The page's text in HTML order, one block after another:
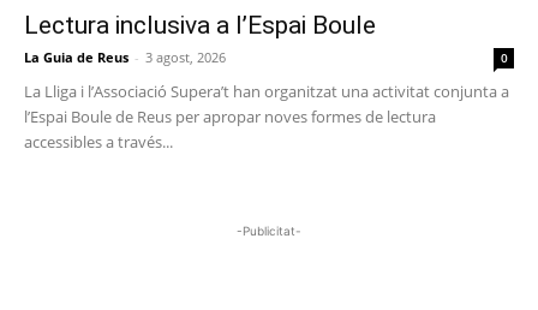
Lectura inclusiva a l’Espai Boule
La Guia de Reus - 3 agost, 2026 0
La Lliga i l’Associació Supera’t han organitzat una activitat conjunta a
l’Espai Boule de Reus per apropar noves formes de lectura
accessibles a través...
-Publicitat-